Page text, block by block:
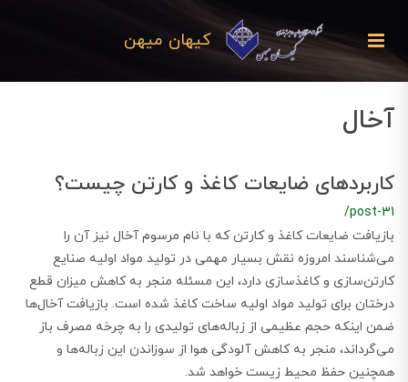
کیهان میهن
آخال
کاربردهای ضایعات کاغذ و کارتن چیست؟
/post-31
بازیافت ضایعات کاغذ و کارتن که با نام مرسوم آخال نیز آن را
می‌شناسند امروزه نقش بسیار مهمی در تولید مواد اولیه صنایع
کارتن‌سازی و کاغذسازی دارد، این مسئله منجر به کاهش میزان قطع
درختان برای تولید مواد اولیه ساخت کاغذ شده است. بازیافت آخال‌ها
ضمن اینکه حجم عظیمی از زباله‌های تولیدی را به چرخه مصرف باز
می‌گرداند، منجر به کاهش آلودگی هوا از سوزاندن این زباله‌ها و
همچنین حفظ محیط زیست خواهد شد.